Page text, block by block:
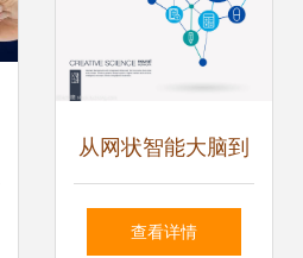
从网状智能大脑到
集成服务 人工智能
查看详情